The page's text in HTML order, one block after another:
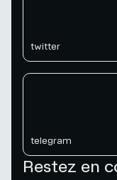
twitter
telegram
Restez en